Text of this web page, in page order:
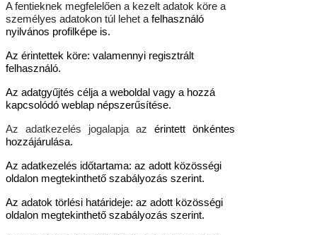
A fentieknek megfelelően a kezelt adatok köre a
személyes adatokon túl lehet afelhasználó
nyilvános profilképe is.
Az érintettek köre: valamennyi regisztrált
felhasználó.
Az adatgyűjtés célja a weboldal vagy a hozzá
kapcsolódó weblap népszerűsítése.
Az adatkezelés jogalapja az érintett önkéntes
hozzájárulása.
Az adatkezelés időtartama: az adott közösségi
oldalon megtekinthető szabályozás szerint.
Az adatok törlési határideje: az adott közösségi
oldalon megtekinthető szabályozás szerint.